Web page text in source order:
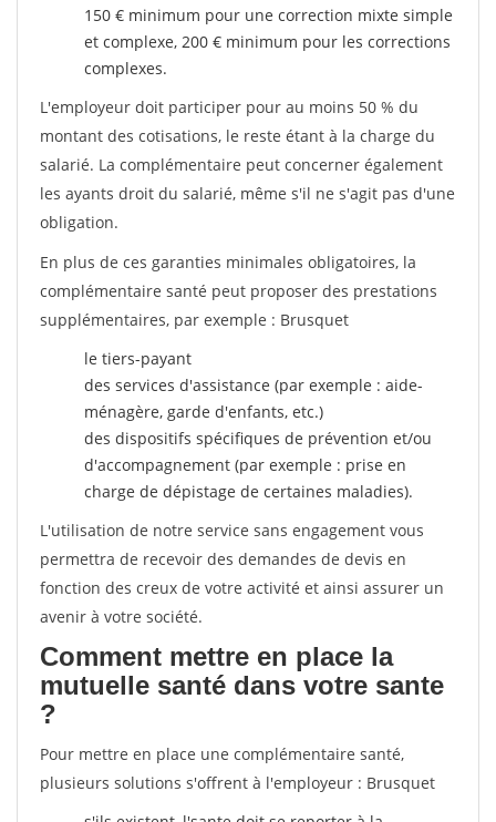
150 € minimum pour une correction mixte simple
et complexe, 200 € minimum pour les corrections
complexes.
L'employeur doit participer pour au moins 50 % du
montant des cotisations, le reste étant à la charge du
salarié. La complémentaire peut concerner également
les ayants droit du salarié, même s'il ne s'agit pas d'une
obligation.
En plus de ces garanties minimales obligatoires, la
complémentaire santé peut proposer des prestations
supplémentaires, par exemple : Brusquet
le tiers-payant
des services d'assistance (par exemple : aide-
ménagère, garde d'enfants, etc.)
des dispositifs spécifiques de prévention et/ou
d'accompagnement (par exemple : prise en
charge de dépistage de certaines maladies).
L'utilisation de notre service sans engagement vous
permettra de recevoir des demandes de devis en
fonction des creux de votre activité et ainsi assurer un
avenir à votre société.
Comment mettre en place la
mutuelle santé dans votre sante
?
Pour mettre en place une complémentaire santé,
plusieurs solutions s'offrent à l'employeur : Brusquet